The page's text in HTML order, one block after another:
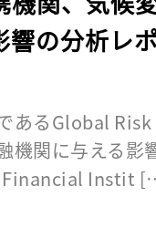
響の分析レ
あるGlobal
機関に与える影
Financial Instit